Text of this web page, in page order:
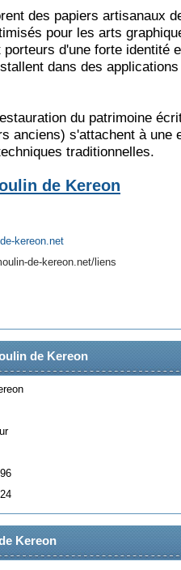
des papiers artisanaux
pour les arts
d'une forte identité
dans des
du patrimoine
anciens) s'attachent à une
traditionnelles.
de Kereon
kereon.net
de-kereon.net/liens
de Kereon
Kereon